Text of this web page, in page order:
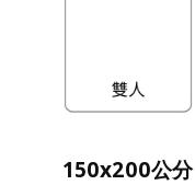
150x200公分